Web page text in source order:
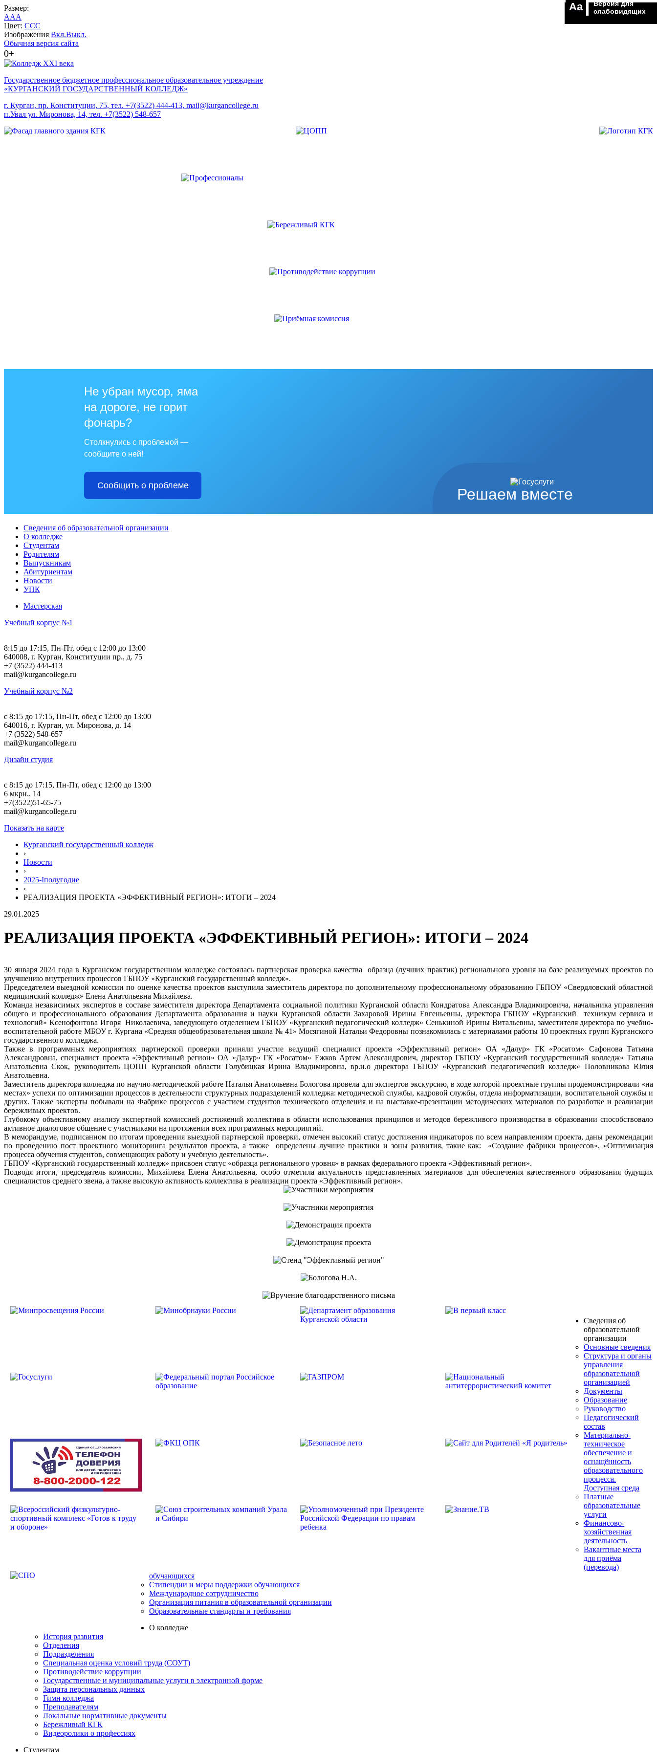
Размер:
AAA
Цвет: CCC
Изображения Вкл.Выкл.
Обычная версия сайта
0+
Aa
Версия для
слабовидящих
Государственное бюджетное профессиональное образовательное учреждение
«КУРГАНСКИЙ ГОСУДАРСТВЕННЫЙ КОЛЛЕДЖ»
г. Курган, пр. Конституции, 75, тел. +7(3522) 444-413, mail@kurgancollege.ru
п.Увал ул. Миронова, 14, тел. +7(3522) 548-657
Решаем вместе
Не убран мусор, яма
на дороге, не горит
фонарь?
Столкнулись с проблемой —
сообщите о ней!
Сообщить о проблеме
Сведения об образовательной организации
О колледже
Студентам
Родителям
Выпускникам
Абитуриентам
Новости
УПК
Мастерская
Учебный корпус №1
8:15 до 17:15, Пн-Пт, обед с 12:00 до 13:00
640008, г. Курган, Конституции пр., д. 75
+7 (3522) 444-413
mail@kurgancollege.ru
Учебный корпус №2
c 8:15 до 17:15, Пн-Пт, обед с 12:00 до 13:00
640016, г. Курган, ул. Миронова, д. 14
+7 (3522) 548-657
mail@kurgancollege.ru
Дизайн студия
c 8:15 до 17:15, Пн-Пт, обед с 12:00 до 13:00
6 мкрн., 14
+7(3522)51-65-75
mail@kurgancollege.ru
Показать на карте
Курганский государственный колледж
›
Новости
›
2025-Iполугодие
›
РЕАЛИЗАЦИЯ ПРОЕКТА «ЭФФЕКТИВНЫЙ РЕГИОН»: ИТОГИ – 2024
29.01.2025
РЕАЛИЗАЦИЯ ПРОЕКТА «ЭФФЕКТИВНЫЙ РЕГИОН»: ИТОГИ – 2024
30 января 2024 года в Курганском государственном колледже состоялась партнерская проверка качества образца (лучших практик) регионального уровня на базе реализуемых проектов по
улучшению внутренних процессов ГБПОУ «Курганский государственный колледж».
Председателем выездной комиссии по оценке качества проектов выступила заместитель директора по дополнительному профессиональному образованию ГБПОУ «Свердловский областной
медицинский колледж» Елена Анатольевна Михайлева.
Команда независимых экспертов в составе заместителя директора Департамента социальной политики Курганской области Кондратова Александра Владимировича, начальника управления
общего и профессионального образования Департамента образования и науки Курганской области Захаровой Ирины Евгеньевны, директора ГБПОУ «Курганский техникум сервиса и
технологий» Ксенофонтова Игоря Николаевича, заведующего отделением ГБПОУ «Курганский педагогический колледж» Сенькиной Ирины Витальевны, заместителя директора по учебно-
воспитательной работе МБОУ г. Кургана «Средняя общеобразовательная школа № 41» Мосягиной Натальи Федоровны познакомилась с материалами работы 10 проектных групп Курганского
государственного колледжа.
Также в программных мероприятиях партнерской проверки приняли участие ведущий специалист проекта «Эффективный регион» ОА «Далур» ГК «Росатом» Сафонова Татьяна
Александровна, специалист проекта «Эффективный регион» ОА «Далур» ГК «Росатом» Ежков Артем Александрович, директор ГБПОУ «Курганский государственный колледж» Татьяна
Анатольевна Скок, руководитель ЦОПП Курганской области Голубицкая Ирина Владимировна, вр.и.о директора ГБПОУ «Курганский педагогический колледж» Половникова Юлия
Анатольевна.
Заместитель директора колледжа по научно-методической работе Наталья Анатольевна Бологова провела для экспертов экскурсию, в ходе которой проектные группы продемонстрировали «на
местах» успехи по оптимизации процессов в деятельности структурных подразделений колледжа: методической службы, кадровой службы, отдела информатизации, воспитательной службы и
других. Также эксперты побывали на Фабрике процессов с участием студентов технического отделения и на выставке-презентации методических материалов по разработке и реализации
бережливых проектов.
Глубокому объективному анализу экспертной комиссией достижений коллектива в области использования принципов и методов бережливого производства в образовании способствовало
активное диалоговое общение с участниками на протяжении всех программных мероприятий.
В меморандуме, подписанном по итогам проведения выездной партнерской проверки, отмечен высокий статус достижения индикаторов по всем направлениям проекта, даны рекомендации
по проведению пост проектного мониторинга результатов проекта, а также определены лучшие практики и зоны развития, такие как: «Создание фабрики процессов», «Оптимизация
процесса обучения студентов, совмещающих работу и учебную деятельность».
ГБПОУ «Курганский государственный колледж» присвоен статус «образца регионального уровня» в рамках федерального проекта «Эффективный регион».
Подводя итоги, председатель комиссии, Михайлева Елена Анатольевна, особо отметила актуальность представленных материалов для обеспечения качественного образования будущих
специалистов среднего звена, а также высокую активность коллектива в реализации проекта «Эффективный регион».
Сведения об
образовательной
организации
Основные сведения
Структура и органы
управления
образовательной
организацией
Документы
Образование
Руководство
Педагогический
состав
Материально-
техническое
обеспечение и
оснащённость
образовательного
процесса.
Доступная среда
Платные
образовательные
услуги
Финансово-
хозяйственная
деятельность
Вакантные места
для приёма
(перевода)
обучающихся
Стипендии и меры поддержки обучающихся
Международное сотрудничество
Организация питания в образовательной организации
Образовательные стандарты и требования
О колледже
История развития
Отделения
Подразделения
Специальная оценка условий труда (СОУТ)
Противодействие коррупции
Государственные и муниципальные услуги в электронной форме
Защита персональных данных
Гимн колледжа
Преподавателям
Локальные нормативные документы
Бережливый КГК
Видеоролики о профессиях
Студентам